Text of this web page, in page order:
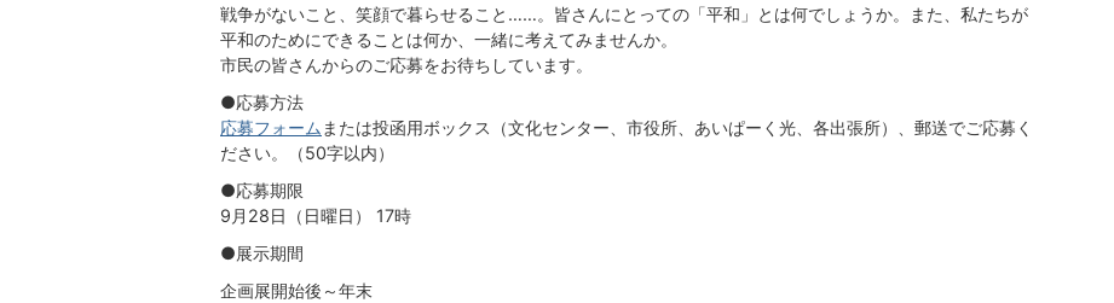
戦争がないこと、笑顔で暮らせること……。皆さんにとっての「平和」とは何でしょうか。また、私たちが
平和のためにできることは何か、一緒に考えてみませんか。
市民の皆さんからのご応募をお待ちしています。
●応募方法
応募フォーム または投函用ボックス（文化センター、市役所、あいぱーく光、各出張所）、郵送でご応募く
ださい。（50字以内）
●応募期限
9月28日（日曜日） 17時
●展示期間
企画展開始後～年末